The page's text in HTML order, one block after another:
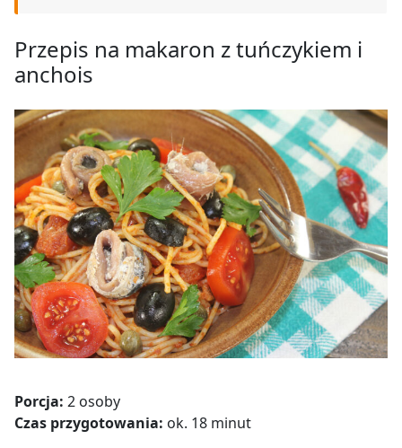
Przepis na makaron z tuńczykiem i
anchois
Porcja: 2 osoby
Czas przygotowania: ok. 18 minut